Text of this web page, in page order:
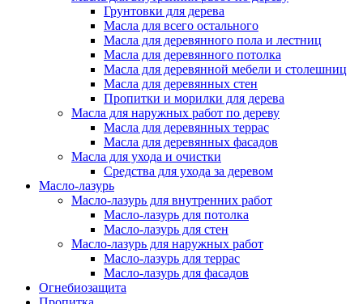
Грунтовки для дерева
Масла для всего остального
Масла для деревянного пола и лестниц
Масла для деревянного потолка
Масла для деревянной мебели и столешниц
Масла для деревянных стен
Пропитки и морилки для дерева
Масла для наружных работ по дереву
Масла для деревянных террас
Масла для деревянных фасадов
Масла для ухода и очистки
Средства для ухода за деревом
Масло-лазурь
Масло-лазурь для внутренних работ
Масло-лазурь для потолка
Масло-лазурь для стен
Масло-лазурь для наружных работ
Масло-лазурь для террас
Масло-лазурь для фасадов
Огнебиозащита